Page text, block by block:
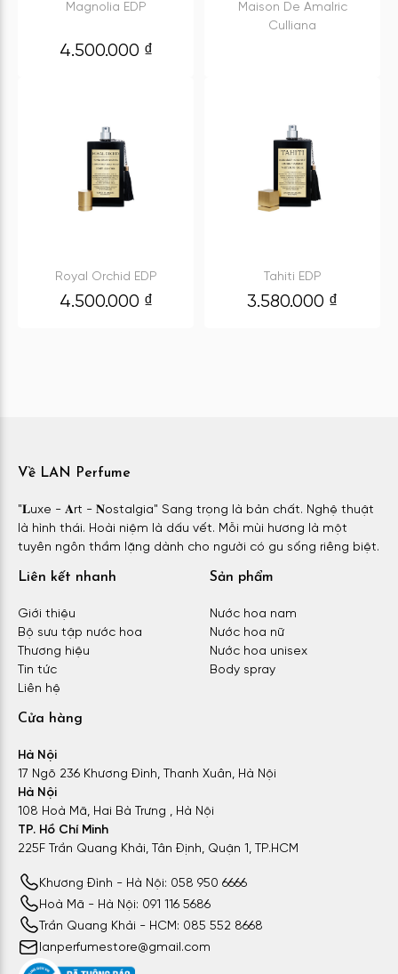
Magnolia EDP
4.500.000 ₫
Maison De Amalric
Culliana
Royal Orchid EDP
4.500.000 ₫
Tahiti EDP
3.580.000 ₫
Về LAN Perfume
"𝐋uxe - 𝐀rt - 𝐍ostalgia" Sang trọng là bản chất. Nghệ thuật
là hình thái. Hoài niệm là dấu vết. Mỗi mùi hương là một
tuyên ngôn thầm lặng dành cho người có gu sống riêng biệt.
Liên kết nhanh
Giới thiệu
Bộ sưu tập nước hoa
Thương hiệu
Tin tức
Liên hệ
Sản phẩm
Nước hoa nam
Nước hoa nữ
Nước hoa unisex
Body spray
Cửa hàng
Hà Nội
17 Ngõ 236 Khương Đình, Thanh Xuân, Hà Nội
Hà Nội
108 Hoà Mã, Hai Bà Trưng , Hà Nội
TP. Hồ Chí Minh
225F Trần Quang Khải, Tân Định, Quận 1, TP.HCM
Khương Đình - Hà Nội: 058 950 6666
Hoà Mã - Hà Nội: 091 116 5686
Trần Quang Khải - HCM: 085 552 8668
lanperfumestore@gmail.com